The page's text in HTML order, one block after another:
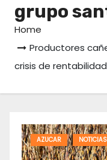
grupo
Home
Productores
crisis de
AZUCAR NOTICIAS